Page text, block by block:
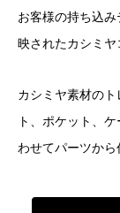
お客様の持ち込
映されたカシミヤ
カシミヤ素材の
ト、ポケット、
わせてパーツから